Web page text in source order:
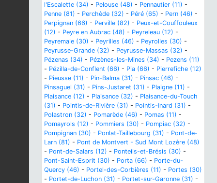
l'Escalette (34) - Pelouse (48) - Pennautier (11) -
Penne (81) - Perchède (32) - Péré (65) - Pern (46) -
Perpignan (66) - Perville (82) - Peux-et-Couffouleux
(12) - Peyre en Aubrac (48) - Peyreleau (12) -
Peyremale (30) - Peyrilles (46) - Peyrolles (30) -
Peyrusse-Grande (32) - Peyrusse-Massas (32) -
Pézenas (34) - Pézènes-les-Mines (34) - Pezens (11)
- Pézilla-de-Conflent (66) - Pia (66) - Pierrefiche (12)
- Pieusse (11) - Pin-Balma (31) - Pinsac (46) -
Pinsaguel (31) - Pins-Justaret (31) - Plaigne (11) -
Plaisance (12) - Plaisance (32) - Plaisance-du-Touch
(31) - Pointis-de-Rivière (31) - Pointis-Inard (31) -
Polastron (32) - Pomarède (46) - Pomas (11) -
Pomayrols (12) - Pommiers (30) - Pompiac (32) -
Pompignan (30) - Ponlat-Taillebourg (31) - Pont-de-
Larn (81) - Pont de Montvert - Sud Mont Lozère (48)
- Pont-de-Salars (12) - Ponteils-et-Brésis (30) -
Pont-Saint-Esprit (30) - Porta (66) - Porte-du-
Quercy (46) - Portel-des-Corbières (11) - Portes (30)
- Portet-de-Luchon (31) - Portet-sur-Garonne (31) -